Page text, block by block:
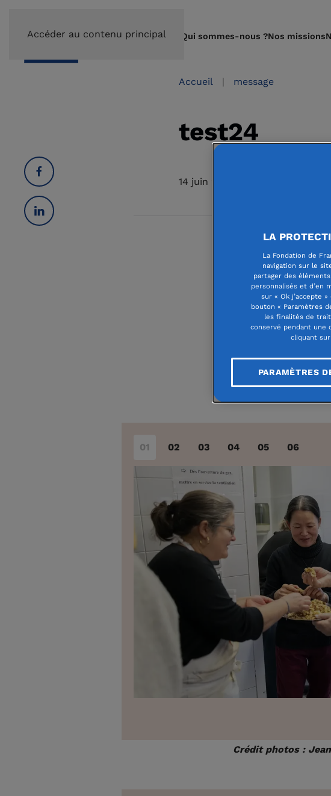
Accéder au contenu principal Qui sommes-nous ?Nos missions
Accueil message
test24
14 juin 2024
01 02 03 04 05 06
Crédit photos :
LA
La Fondation de
navigation sur le
partager des
personnalisés et d’en
sur « Ok j’accepte
bouton « Paramètres
les finalités de
conservé pendant une
cliquant
PARAMÈTRES